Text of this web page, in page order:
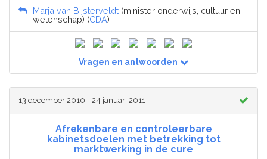
Marja van Bijsterveldt (minister onderwijs, cultuur en
wetenschap) (CDA)
Vragen en antwoorden
13 december 2010 - 24 januari 2011
Afrekenbare en controleerbare
kabinetsdoelen met betrekking tot
marktwerking in de cure